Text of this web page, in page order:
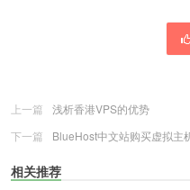
上一篇
浅析香港VPS的优势
下一篇
BlueHost中文站购买虚拟主
相关推荐